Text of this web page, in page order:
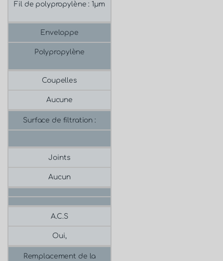
Fil de polypropylène : 1μm
Enveloppe
Polypropylène
Coupelles
Aucune
Surface de filtration :
Joints
Aucun
A.C.S
Oui,
Remplacement de la